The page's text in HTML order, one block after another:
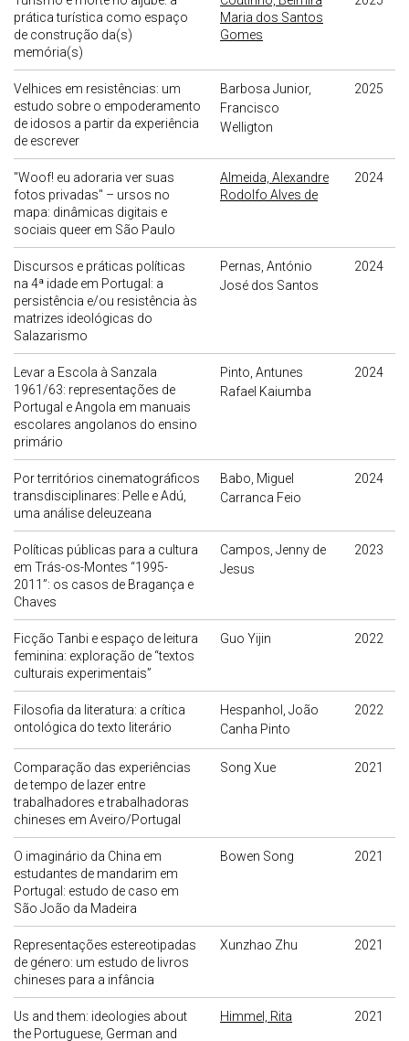
prática turística como espaço
de construção da(s)
memória(s)
Maria dos Santos
Gomes
Velhices em resistências: um
estudo sobre o empoderamento
de idosos a partir da experiência
de escrever
Barbosa Junior,
Francisco
Welligton
2025
"Woof! eu adoraria ver suas
fotos privadas" – ursos no
mapa: dinâmicas digitais e
sociais queer em São Paulo
Almeida, Alexandre
Rodolfo Alves de
2024
Discursos e práticas políticas
na 4ª idade em Portugal: a
persistência e/ou resistência às
matrizes ideológicas do
Salazarismo
Pernas, António
José dos Santos
2024
Levar a Escola à Sanzala
1961/63: representações de
Portugal e Angola em manuais
escolares angolanos do ensino
primário
Pinto, Antunes
Rafael Kaiumba
2024
Por territórios cinematográficos
transdisciplinares: Pelle e Adú,
uma análise deleuzeana
Babo, Miguel
Carranca Feio
2024
Políticas públicas para a cultura
em Trás-os-Montes “1995-
2011”: os casos de Bragança e
Chaves
Campos, Jenny de
Jesus
2023
Ficção Tanbi e espaço de leitura
feminina: exploração de “textos
culturais experimentais”
Guo Yijin 2022
Filosofia da literatura: a crítica
ontológica do texto literário
Hespanhol, João
Canha Pinto
2022
Comparação das experiências
de tempo de lazer entre
trabalhadores e trabalhadoras
chineses em Aveiro/Portugal
Song Xue 2021
O imaginário da China em
estudantes de mandarim em
Portugal: estudo de caso em
São João da Madeira
Bowen Song 2021
Representações estereotipadas
de género: um estudo de livros
chineses para a infância
Xunzhao Zhu 2021
Us and them: ideologies about
the Portuguese, German and
Himmel, Rita 2021